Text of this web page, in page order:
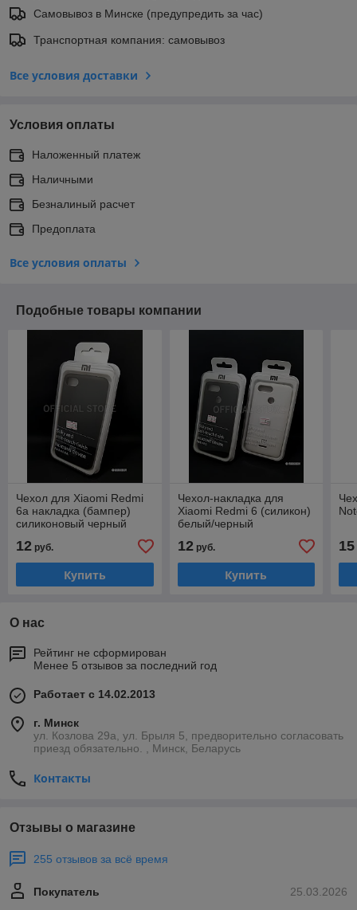
Самовывоз в Минске (предупредить за час)
Транспортная компания: самовывоз
Все условия доставки
Условия оплаты
Наложенный платеж
Наличными
Безналиный расчет
Предоплата
Все условия оплаты
Подобные товары компании
Чехол для Xiaomi Redmi
6a накладка (бампер)
силиконовый черный
12 руб.
Купить
Чехол-накладка для
Xiaomi Redmi 6 (силикон)
белый/черный
12руб.
Купить
15
О нас
Рейтинг не сформирован
Менее 5 отзывов за последний год
Работает с 14.02.2013
г. Минск
ул. Козлова 29а, ул. Брыля 5, предворительно согласовать
приезд обязательно. , Минск, Беларусь
Контакты
Отзывы о магазине
255 отзывов за всё время
25.03.2026
Покупатель